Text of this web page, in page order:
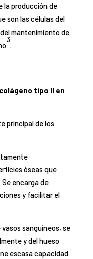
la producción de
son las células del
mantenimiento de
3
.
tipo II en
principal de los
óseas que
encarga de
y facilitar el
sanguíneos, se
y del hueso
escasa capacidad